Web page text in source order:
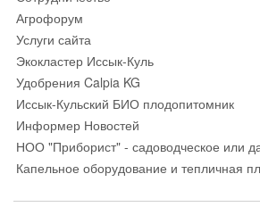
Агрофорум
Услуги сайта
Экокластер Иссык-Куль
Удобрения Calpia KG
Иссык-Кульский БИО плодопитомник
Информер Новостей
НОО "Приборист" - садоводческое или
Капельное оборудование и тепличная